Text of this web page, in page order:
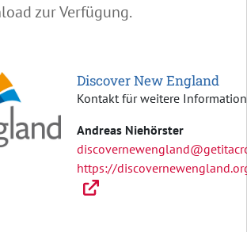
zur Verfügung.
Discover New England
Kontakt für weitere
Andreas Niehörster
https://